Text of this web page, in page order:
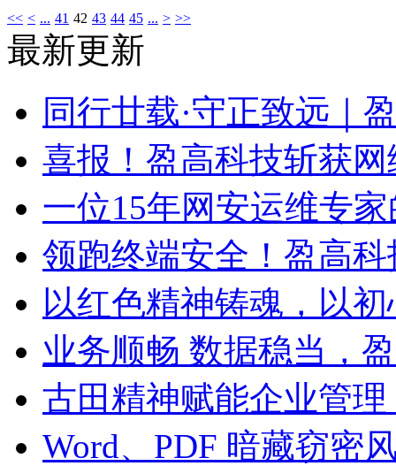
<< < ... 41 42 43 44 45 ... > >>
最新更新
同行廿载·守正致远｜
喜报！盈高科技斩获
一位15年网安运维专
领跑终端安全！盈高
以红色精神铸魂，以
业务顺畅 数据稳当，
古田精神赋能企业管
Word、PDF 暗藏窃密